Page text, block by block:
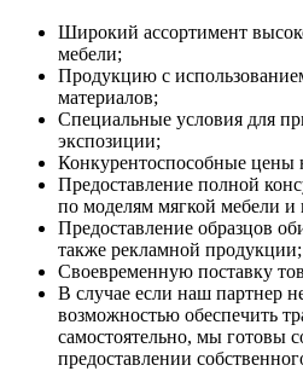
Широкий ассортимент
мебели;
Продукцию с
материалов;
Специальные условия для
экспозиции;
Конкурентоспособные
Предоставление полной
по моделям мягкой мебели
Предоставление образцов
также рекламной продукции;
Своевременную поставку
В случае если наш партнер
возможностью обеспечить
самостоятельно, мы готовы
предоставлении